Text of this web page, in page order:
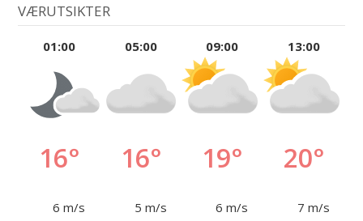
VÆRUTSIKTER
01:00
16°
6 m/s
05:00
16°
5 m/s
09:00
19°
6 m/s
13:00
20°
7 m/s